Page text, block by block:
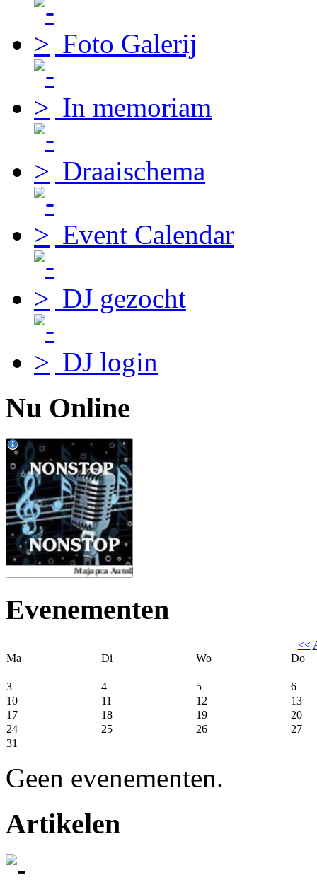
Foto Galerij
In memoriam
Draaischema
Event Calendar
DJ gezocht
DJ login
Nu Online
Evenementen
<<
Ma
Di Wo Do
3 4 5
6
10
11 12
13
17
18 19
20
24
25 26
27
31
Geen evenementen.
Artikelen